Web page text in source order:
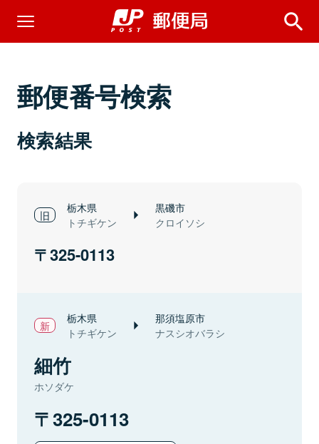
郵便番号検索
検索結果
栃木県
トチギケン
黒磯市
クロイソシ
325-0113
栃木県
トチギケン
那須塩原市
ナスシオバラシ
細竹
ホソダケ
325-0113